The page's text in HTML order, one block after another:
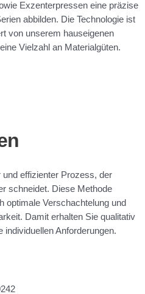
Exzenterpressen eine präzise
abbilden. Die Technologie ist
von unserem hauseigenen
Vielzahl an Materialgüten.
effizienter Prozess, der
schneidet. Diese Methode
optimale Verschachtelung und
Damit erhalten Sie qualitativ
individuellen Anforderungen.